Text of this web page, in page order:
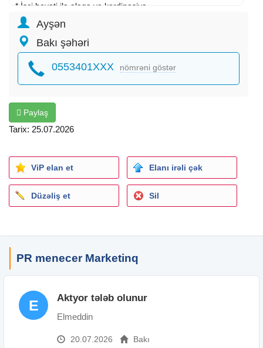
* İşçi heyəti ilə əlaqə və kordinasiya
* Tədbirlər və görüşlərin təşkil edilməsi
* Müştərilərin və məlumatların düzgün idarə olunması
Tələblər:
* Ali təhsil üstünlükdür
* 1 ildən aşağı
* Güclü ünsiyyət və təşkilatçılıq bacarıqları
Təklif Edilir:
* Əmək haqqı+bonus
* Karyera inkişafı imkanları
göndərin
Əlaqə nömrəsi aktivdir.
Fəaliyyət sahəsi:Marketinq, reklam, PR
İxtisas: PR-menecer
İş təcrübəsi: 1 ildən aşağı
İş yerinin ünvanı: 28 May m.
Ayşən
Bakı şəhəri
0553401XXX nömrəni göstər
Paylaş
Tarix: 25.07.2026
ViP elan et Elanı irəli çək
Düzəliş et Sil
PR menecer Marketinq
E Aktyor tələb olunur
Elmeddin
20.07.2026 Bakı